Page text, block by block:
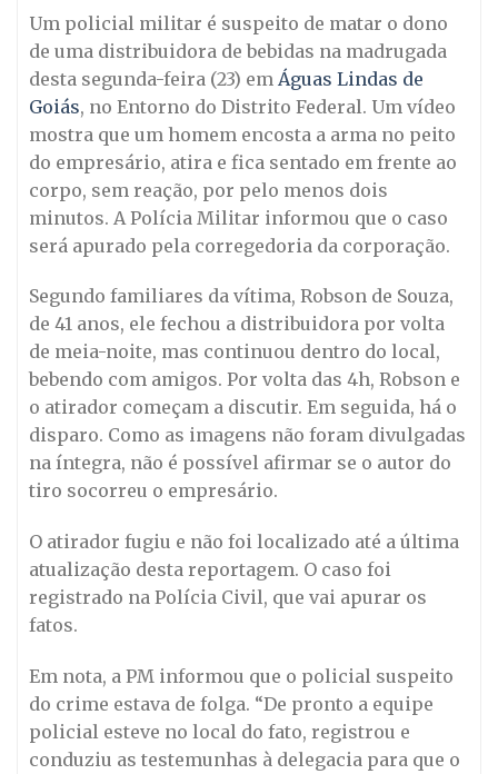
Um policial militar é suspeito de matar o dono
de uma distribuidora de bebidas na madrugada
desta segunda-feira (23) em Águas Lindas de
Goiás, no Entorno do Distrito Federal. Um vídeo
mostra que um homem encosta a arma no peito
do empresário, atira e fica sentado em frente ao
corpo, sem reação, por pelo menos dois
minutos. A Polícia Militar informou que o caso
será apurado pela corregedoria da corporação.
Segundo familiares da vítima, Robson de Souza,
de 41 anos, ele fechou a distribuidora por volta
de meia-noite, mas continuou dentro do local,
bebendo com amigos. Por volta das 4h, Robson e
o atirador começam a discutir. Em seguida, há o
disparo. Como as imagens não foram divulgadas
na íntegra, não é possível afirmar se o autor do
tiro socorreu o empresário.
O atirador fugiu e não foi localizado até a última
atualização desta reportagem. O caso foi
registrado na Polícia Civil, que vai apurar os
fatos.
Em nota, a PM informou que o policial suspeito
do crime estava de folga. “De pronto a equipe
policial esteve no local do fato, registrou e
conduziu as testemunhas à delegacia para que o